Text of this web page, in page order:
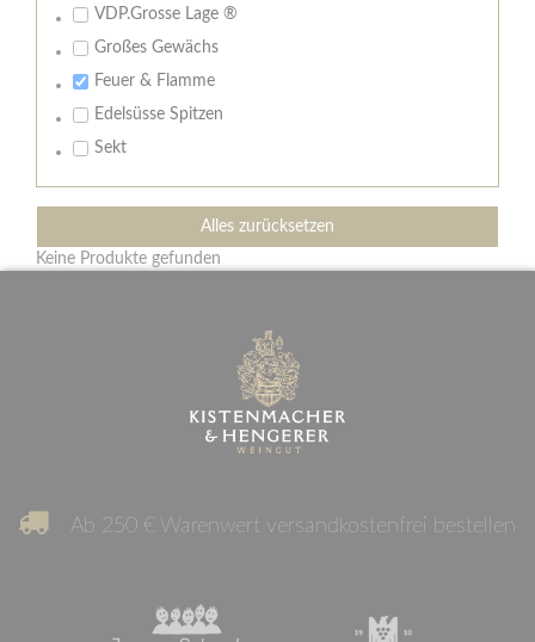
VDP.Grosse Lage ®
Großes Gewächs
Feuer & Flamme
Edelsüsse Spitzen
Sekt
Alles zurücksetzen
Keine Produkte gefunden
Ab 250 € Warenwert versandkostenfrei bestellen